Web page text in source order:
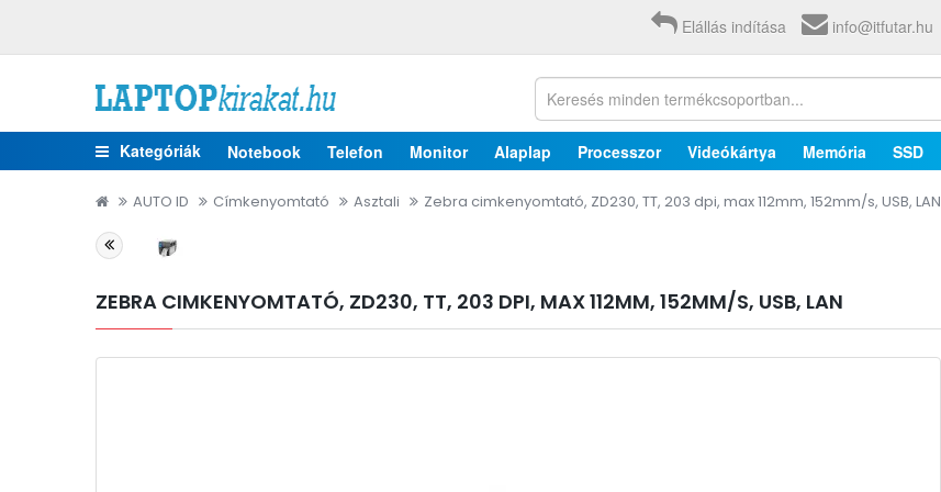
Elállás indítása info@itfutar.hu
Kategóriák Notebook Telefon Monitor Alaplap Processzor Videókártya Memória SSD
AUTO ID Címkenyomtató Asztali Zebra cimkenyomtató, ZD230, TT, 203 dpi, max 112mm, 152mm/s, USB, LAN
ZEBRA CIMKENYOMTATÓ, ZD230, TT, 203 DPI, MAX 112MM, 152MM/S, USB, LAN